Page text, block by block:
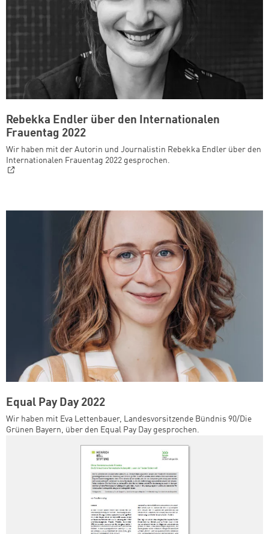
Rebekka Endler über den Internationalen
Frauentag 2022
Wir haben mit der Autorin und Journalistin Rebekka Endler über den
Internationalen Frauentag 2022 gesprochen.
Equal Pay Day 2022
Wir haben mit Eva Lettenbauer, Landesvorsitzende Bündnis 90/Die
Grünen Bayern, über den Equal Pay Day gesprochen.